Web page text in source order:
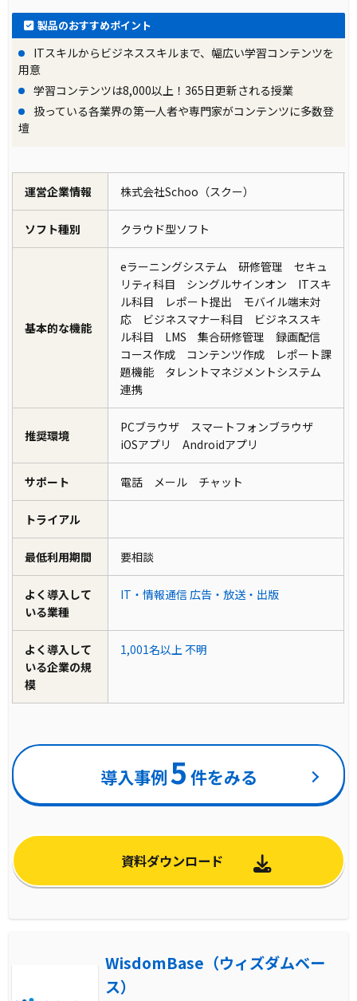
製品のおすすめポイント
ITスキルからビジネススキルまで、幅広い学習コンテンツを
用意
学習コンテンツは8,000以上！365日更新される授業
扱っている各業界の第一人者や専門家がコンテンツに多数登
壇
運営企業情報 株式会社Schoo（スクー）
ソフト種別 クラウド型ソフト
基本的な機能
eラーニングシステム 研修管理 セキュ
リティ科目 シングルサインオン ITスキ
ル科目 レポート提出 モバイル端末対
応 ビジネスマナー科目 ビジネススキ
ル科目 LMS 集合研修管理 録画配信
コース作成 コンテンツ作成 レポート課
題機能 タレントマネジメントシステム
連携
推奨環境
PCブラウザ スマートフォンブラウザ
iOSアプリ Androidアプリ
サポート 電話 メール チャット
トライアル
最低利用期間 要相談
よく導入して
いる業種
IT・情報通信 広告・放送・出版
よく導入して
いる企業の規
模
1,001名以上 不明
導入事例5 件をみる
資料ダウンロード
WisdomBase（ウィズダムベー
ス）